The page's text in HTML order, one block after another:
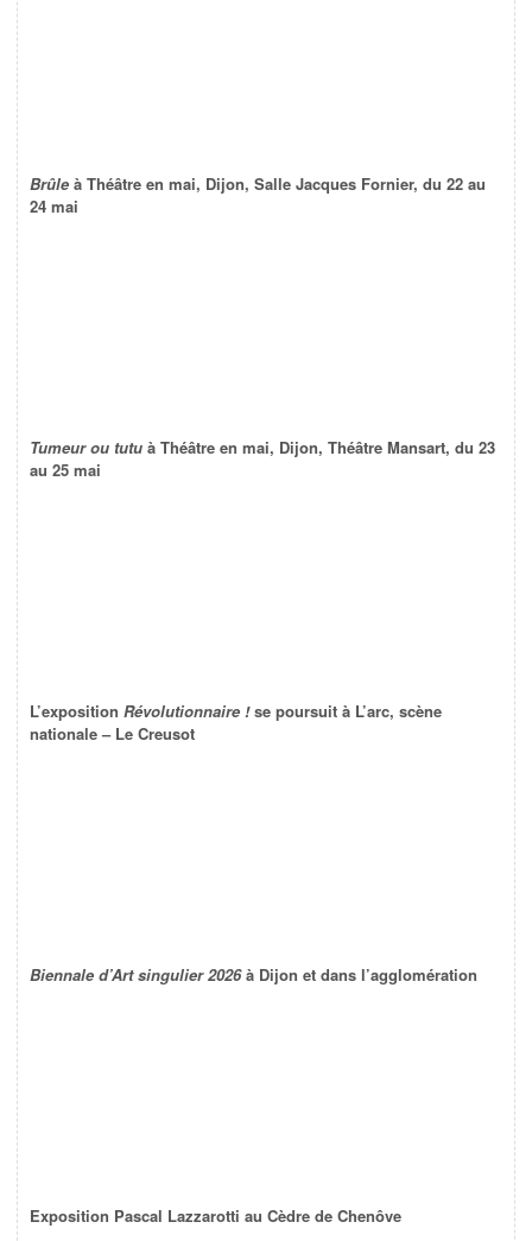
Brûle à Théâtre en mai, Dijon, Salle Jacques Fornier, du 22 au
24 mai
Tumeur ou tutu à Théâtre en mai, Dijon, Théâtre Mansart, du 23
au 25 mai
L’exposition Révolutionnaire !se poursuit à L’arc, scène
nationale – Le Creusot
Biennale d’Art singulier 2026à Dijon et dans l’agglomération
Exposition Pascal Lazzarotti au Cèdre de Chenôve